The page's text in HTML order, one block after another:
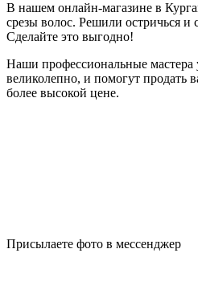
В нашем онлайн-магазине в
срезы волос. Решили остричься и
Сделайте это выгодно!
Наши профессиональные мастера
великолепно, и помогут продать
более высокой цене.
Присылаете фото в мессенджер